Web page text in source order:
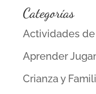
Categorías
Actividades
Aprender
Crianza y